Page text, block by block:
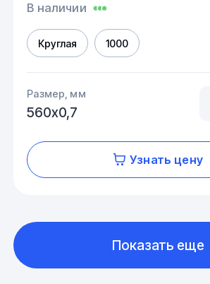
В наличии
Круглая 1000
Размер, мм
560х0,7
Узнать цену
Показать еще